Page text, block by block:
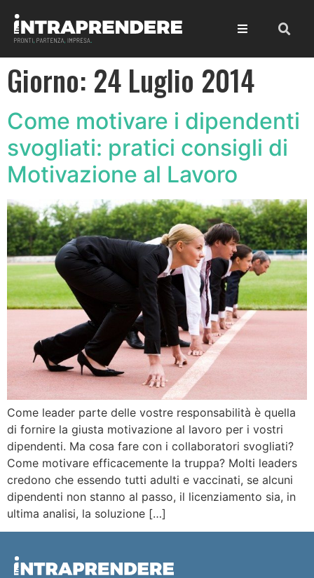
Giorno: 24 Luglio 2014
Come motivare i dipendenti
svogliati: pratici consigli di
Motivazione al Lavoro
Come leader parte delle vostre responsabilità è quella
di fornire la giusta motivazione al lavoro per i vostri
dipendenti. Ma cosa fare con i collaboratori svogliati?
Come motivare efficacemente la truppa? Molti leaders
credono che essendo tutti adulti e vaccinati, se alcuni
dipendenti non stanno al passo, il licenziamento sia, in
ultima analisi, la soluzione […]